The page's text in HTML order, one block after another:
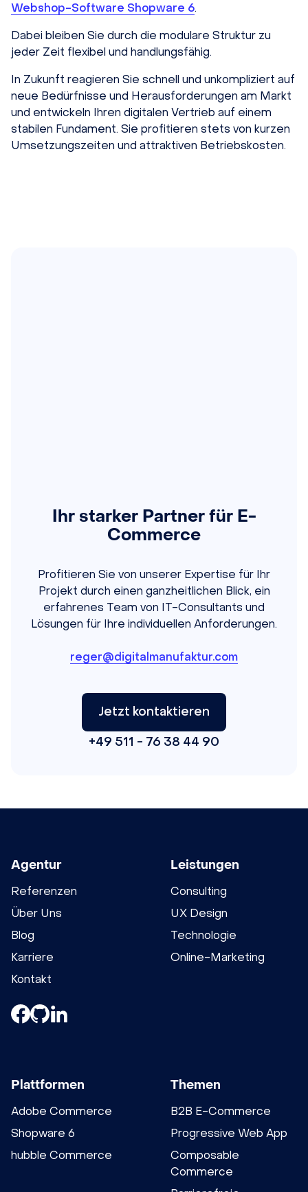
Webshop-Software Shopware 6.
Dabei bleiben Sie durch die modulare Struktur zu
jeder Zeit flexibel und handlungsfähig.
In Zukunft reagieren Sie schnell und unkompliziert auf
neue Bedürfnisse und Herausforderungen am Markt
und entwickeln Ihren digitalen Vertrieb auf einem
stabilen Fundament. Sie profitieren stets von kurzen
Umsetzungszeiten und attraktiven Betriebskosten.
Ihr starker Partner für E-
Commerce
Profitieren Sie von unserer Expertise für Ihr
Projekt durch einen ganzheitlichen Blick, ein
erfahrenes Team von IT-Consultants und
Lösungen für Ihre individuellen Anforderungen.
reger@digitalmanufaktur.com
Jetzt kontaktieren
+49 511 - 76 38 44 90
Agentur
Referenzen
Über Uns
Blog
Karriere
Kontakt
Leistungen
Consulting
UX Design
Technologie
Online-Marketing
Plattformen
Adobe Commerce
Shopware 6
hubble Commerce
Themen
B2B E-Commerce
Progressive Web App
Composable
Commerce